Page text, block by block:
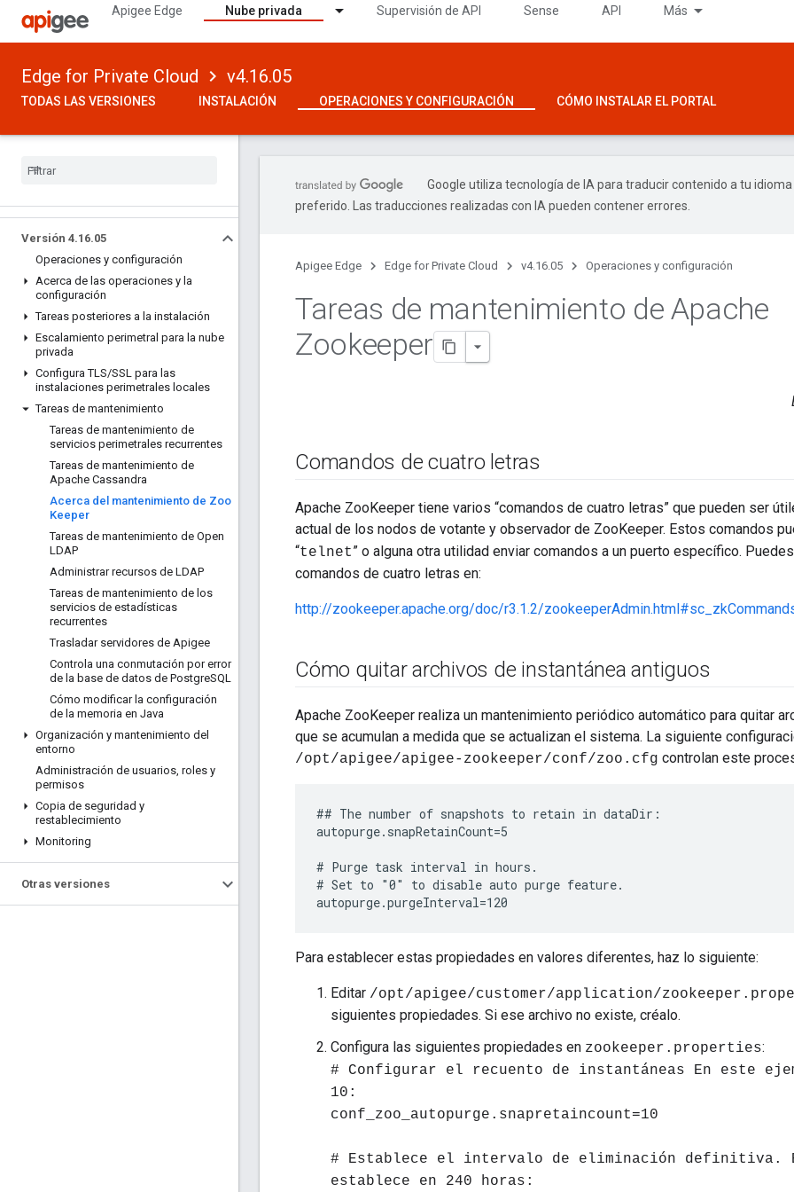
Apigee Edge Nube privada Supervisión de API Sense API Más
Edge for Private Cloud v4.16.05
TODAS LAS VERSIONES INSTALACIÓN OPERACIONES Y CONFIGURACIÓN CÓMO INSTALAR EL PORTAL
Versión 4.16.05
Operaciones y configuración
Acerca de las operaciones y la
configuración
Tareas posteriores a la instalación
Escalamiento perimetral para la nube
privada
Configura TLS/SSL para las
instalaciones perimetrales locales
Tareas de mantenimiento
Tareas de mantenimiento de
servicios perimetrales recurrentes
Tareas de mantenimiento de
Apache Cassandra
Acerca del mantenimiento de Zoo
Keeper
Tareas de mantenimiento de Open
LDAP
Administrar recursos de LDAP
Tareas de mantenimiento de los
servicios de estadísticas
recurrentes
Trasladar servidores de Apigee
Controla una conmutación por error
de la base de datos de PostgreSQL
Cómo modificar la configuración
de la memoria en Java
Organización y mantenimiento del
entorno
Administración de usuarios, roles y
permisos
Copia de seguridad y
restablecimiento
Monitoring
Otras versiones
Google utiliza tecnología de IA para traducir contenido a tu idioma
preferido. Las traducciones realizadas con IA pueden contener errores.
Apigee Edge Edge for Private Cloud v4.16.05 Operaciones y configuración
Tareas de mantenimiento de Apache
Zookeeper
Comandos de cuatro letras
Apache ZooKeeper tiene varios “comandos de cuatro letras” que pueden ser
actual de los nodos de votante y observador de ZooKeeper. Estos comandos
“telnet” o alguna otra utilidad enviar comandos a un puerto específico.
comandos de cuatro letras en:
http://zookeeper.apache.org/doc/r3.1.2/
Cómo quitar archivos de instantánea antiguos
Apache ZooKeeper realiza un mantenimiento periódico automático para quitar
que se acumulan a medida que se actualizan el sistema. La siguiente
/opt/apigee/apigee-zookeeper/conf/zoo.cfg controlan este
## The number of snapshots to retain in dataDir:
autopurge.snapRetainCount=5
# Purge task interval in hours.
# Set to "0" to disable auto purge feature.
autopurge.purgeInterval=120
Para establecer estas propiedades en valores diferentes, haz lo siguiente:
Editar /opt/apigee/customer/application/
siguientes propiedades. Si ese archivo no existe, créalo.
Configura las siguientes propiedades en zookeeper.properties:
# Configurar el recuento de instantáneas En este
10:
conf_zoo_autopurge.snapretaincount=10
# Establece el intervalo de eliminación definitiva.
establece en 240 horas: